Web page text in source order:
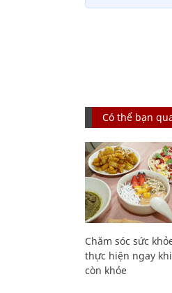
Có thể bạn
Chăm sóc sức
thực hiện ngay
còn khỏe